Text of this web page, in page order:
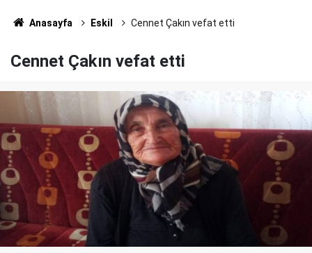
Anasayfa Eskil Cennet Çakın vefat etti
Cennet Çakın vefat etti